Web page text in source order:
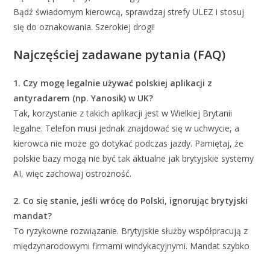
Bądź świadomym kierowcą, sprawdzaj strefy ULEZ i stosuj
się do oznakowania. Szerokiej drogi!
Najczęściej zadawane pytania (FAQ)
1. Czy mogę legalnie używać polskiej aplikacji z
antyradarem (np. Yanosik) w UK?
Tak, korzystanie z takich aplikacji jest w Wielkiej Brytanii
legalne. Telefon musi jednak znajdować się w uchwycie, a
kierowca nie może go dotykać podczas jazdy. Pamiętaj, że
polskie bazy mogą nie być tak aktualne jak brytyjskie systemy
AI, więc zachowaj ostrożność.
2. Co się stanie, jeśli wrócę do Polski, ignorując brytyjski
mandat?
To ryzykowne rozwiązanie. Brytyjskie służby współpracują z
międzynarodowymi firmami windykacyjnymi. Mandat szybko